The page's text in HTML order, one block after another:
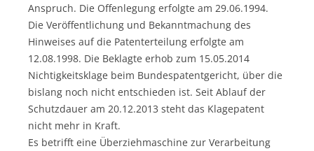
Anspruch. Die Offenlegung erfolgte am 29.06.1994.
Die Veröffentlichung und Bekanntmachung des
Hinweises auf die Patenterteilung erfolgte am
12.08.1998. Die Beklagte erhob zum 15.05.2014
Nichtigkeitsklage beim Bundespatentgericht, über die
bislang noch nicht entschieden ist. Seit Ablauf der
Schutzdauer am 20.12.2013 steht das Klagepatent
nicht mehr in Kraft.
Es betrifft eine Überziehmaschine zur Verarbeitung